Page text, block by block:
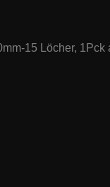
15 Löcher, 1Pck